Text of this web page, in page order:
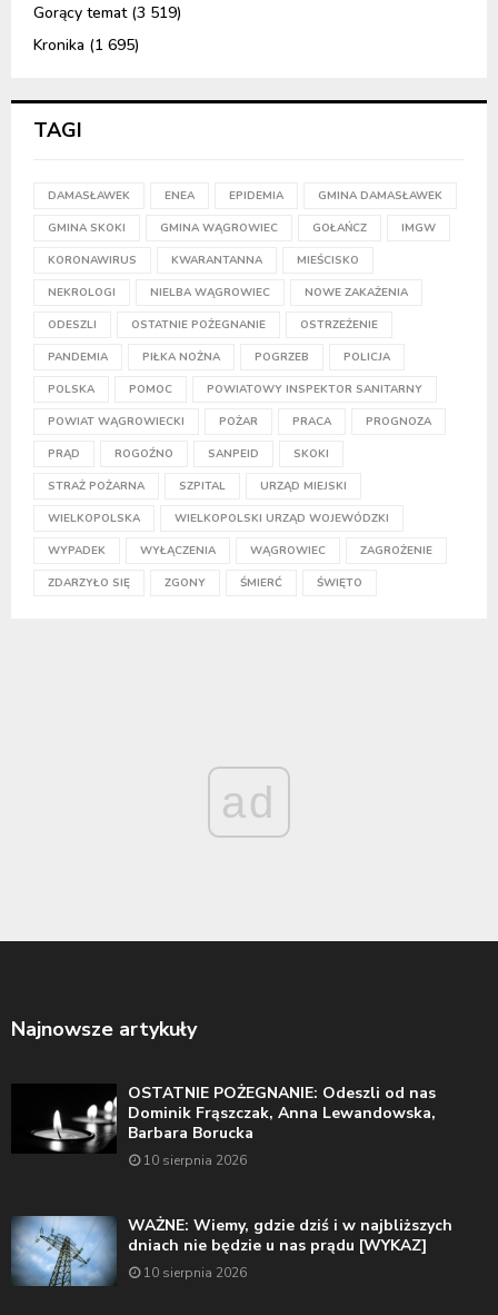
Gorący temat(3 519)
Kronika (1 695)
TAGI
DAMASŁAWEK ENEA EPIDEMIA GMINA DAMASŁAWEK
GMINA SKOKI GMINA WĄGROWIEC GOŁAŃCZ IMGW
KORONAWIRUS KWARANTANNA MIEŚCISKO
NEKROLOGI NIELBA WĄGROWIEC NOWE ZAKAŻENIA
ODESZLI OSTATNIE POŻEGNANIE OSTRZEŻENIE
PANDEMIA PIŁKA NOŻNA POGRZEB POLICJA
POLSKA POMOC POWIATOWY INSPEKTOR SANITARNY
POWIAT WĄGROWIECKI POŻAR PRACA PROGNOZA
PRĄD ROGOŹNO SANPEID SKOKI
STRAŻ POŻARNA SZPITAL URZĄD MIEJSKI
WIELKOPOLSKA WIELKOPOLSKI URZĄD WOJEWÓDZKI
WYPADEK WYŁĄCZENIA WĄGROWIEC ZAGROŻENIE
ZDARZYŁO SIĘ ZGONY ŚMIERĆ ŚWIĘTO
ad
Najnowsze artykuły
OSTATNIE POŻEGNANIE: Odeszli od nas
Dominik Frąszczak, Anna Lewandowska,
Barbara Borucka
10 sierpnia 2026
WAŻNE: Wiemy, gdzie dziś i w najbliższych
dniach nie będzie u nas prądu [WYKAZ]
10 sierpnia 2026